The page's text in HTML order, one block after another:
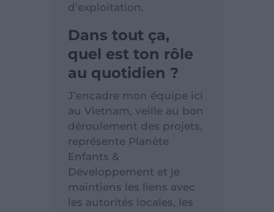
d’exploitation.
Dans tout ça,
quel est ton rôle
au quotidien ?
J’encadre mon équipe ici
au Vietnam, veille au bon
déroulement des projets,
représente Planète
Enfants &
Développement et je
maintiens les liens avec
les autorités locales, les